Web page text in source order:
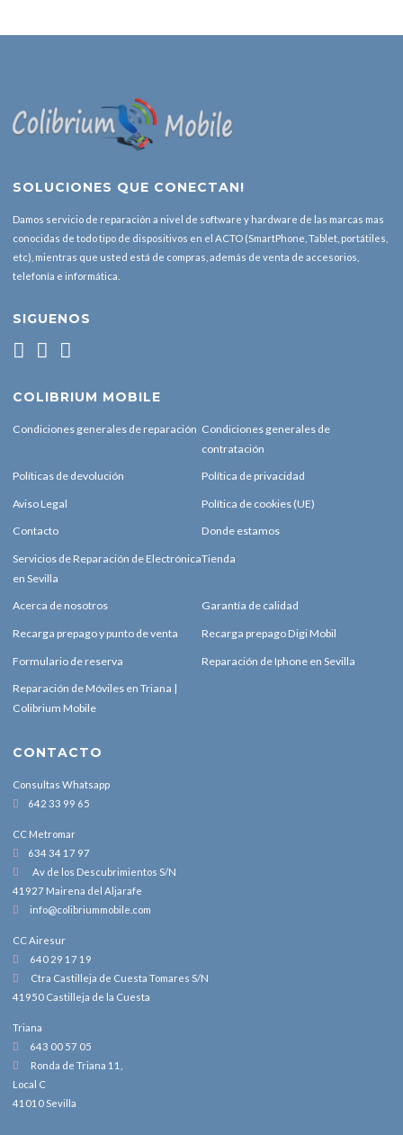
SOLUCIONES QUE CONECTAN!
Damos servicio de reparación a nivel de software y hardware de las marcas mas
conocidas de todo tipo de dispositivos en el ACTO (SmartPhone, Tablet, portátiles,
etc), mientras que usted está de compras, además de venta de accesorios,
telefonía e informática.
SIGUENOS
COLIBRIUM MOBILE
Condiciones generales de reparación Condiciones generales de
contratación
Políticas de devolución Política de privacidad
Aviso Legal Política de cookies (UE)
Contacto Donde estamos
Servicios de Reparación de Electrónica
en Sevilla
Tienda
Acerca de nosotros Garantía de calidad
Recarga prepago y punto de venta Recarga prepago Digi Mobil
Formulario de reserva Reparación de Iphone en Sevilla
Reparación de Móviles en Triana |
Colibrium Mobile
CONTACTO
Consultas Whatsapp
642 33 99 65
CC Metromar
634 34 17 97
Av de los Descubrimientos S/N
41927 Mairena del Aljarafe
info@colibriummobile.com
CC Airesur
640 29 17 19
Ctra Castilleja de Cuesta Tomares S/N
41950 Castilleja de la Cuesta
Triana
643 00 57 05
Ronda de Triana 11,
Local C
41010 Sevilla